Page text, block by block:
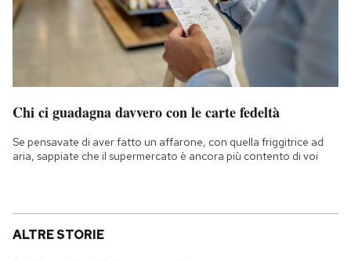
Chi ci guadagna davvero con le carte fedeltà
Se pensavate di aver fatto un affarone, con quella friggitrice ad
aria, sappiate che il supermercato è ancora più contento di voi
ALTRE STORIE